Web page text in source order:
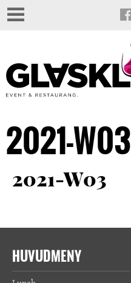
2021-W03
2021-W03
HUVUDMENY